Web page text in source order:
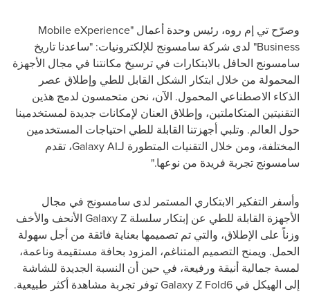
وصرّح تي إم روه، رئيس وحدة أعمال "Mobile eXperience
Business" لدى شركة سامسونج للإلكترونيات: "ساعدنا تاريخ
سامسونج الحافل بالابتكارات في ترسيخ مكانتنا في مجال الأجهزة
المحمولة من خلال ابتكار الشكل القابل للطي وإطلاق عصر
الذكاء الاصطناعي المحمول. الآن، نحن متحمسون لدمج هذين
التقنيتين المتكاملتين، وإطلاق العنان لإمكانات جديدة لمستخدمينا
حول العالم. وتلبي أجهزتنا القابلة للطي احتياجات المستخدمين
المختلفة، ومن خلال التقنيات المتطورة لـGalaxy AI، تقدم
سامسونج تجربة فريدة من نوعها."
وأسفر التفكير الابتكاري المستمر لدى سامسونج في مجال
الأجهزة القابلة للطي عن إبتكار سلسلة Galaxy Z الأنحف والأخف
وزناً على الإطلاق، والتي تم تصميمها بعناية فائقة من أجل سهولة
الحمل. ويمنح التصميم المتناغم، المزود بحافة مستقيمة وناعمة،
لمسة جمالية أنيقة ورفيعة، في حين أن النسبة الجديدة للشاشة
إلى الهيكل في Galaxy Z Fold6توفر تجربة مشاهدة أكثر طبيعية.